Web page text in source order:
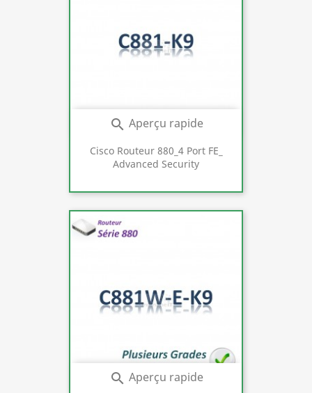
Cisco Routeur 880_4 Port FE_
Advanced Security
 Aperçu rapide
 Aperçu rapide